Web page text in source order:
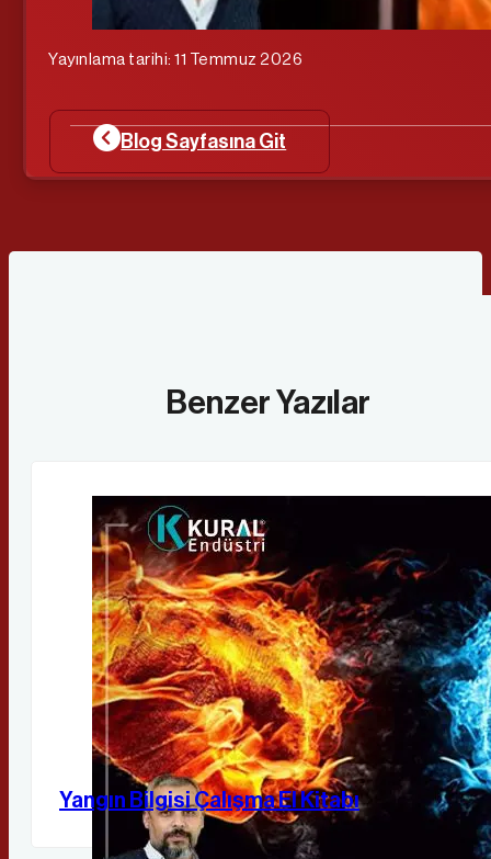
Yayınlama tarihi: 11 Temmuz 2026
Blog Sayfasına Git
Benzer Yazılar
Yangın Bilgisi Çalışma El Kitabı